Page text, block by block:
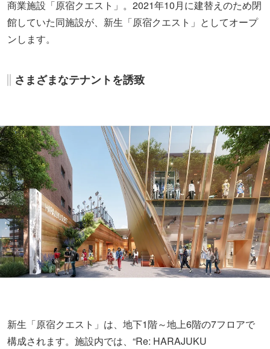
商業施設「原宿クエスト」。2021年10月に建替えのため閉
館していた同施設が、新生「原宿クエスト」としてオープ
ンします。
さまざまなテナントを誘致
新生「原宿クエスト」は、地下1階～地上6階の7フロアで
構成されます。施設内では、“Re: HARAJUKU